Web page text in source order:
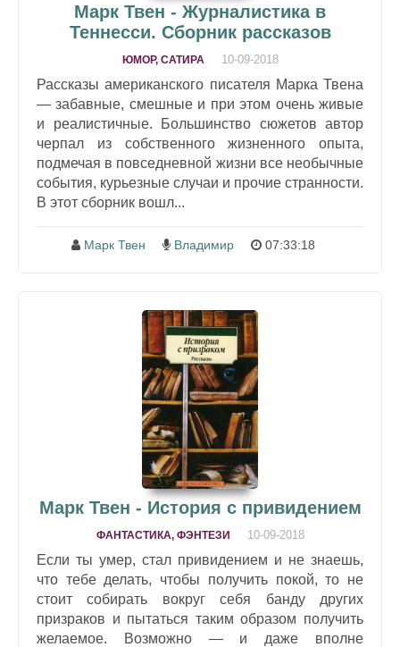
Марк Твен - Журналистика в
Теннесси. Сборник рассказов
ЮМОР, САТИРА 10-09-2018
Рассказы американского писателя Марка Твена
— забавные, смешные и при этом очень живые
и реалистичные. Большинство сюжетов автор
черпал из собственного жизненного опыта,
подмечая в повседневной жизни все необычные
события, курьезные случаи и прочие странности.
В этот сборник вошл...
Марк Твен Владимир 07:33:18
Марк Твен - История с привидением
ФАНТАСТИКА, ФЭНТЕЗИ 10-09-2018
Если ты умер, стал привидением и не знаешь,
что тебе делать, чтобы получить покой, то не
стоит собирать вокруг себя банду других
призраков и пытаться таким образом получить
желаемое. Возможно — и даже вполне